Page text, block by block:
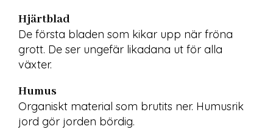
Hjärtblad
De första bladen som kikar upp när fröna
grott. De ser ungefär likadana ut för alla
växter.
Humus
Organiskt material som brutits ner. Humusrik
jord gör jorden bördig.